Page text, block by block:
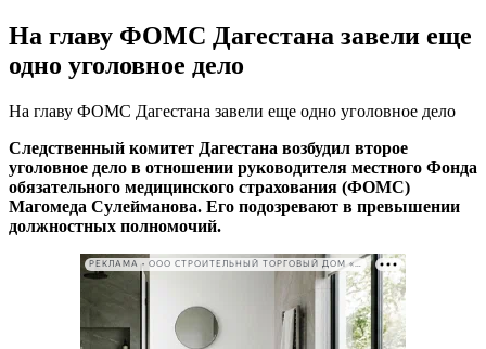
На главу ФОМС Дагестана завели еще
одно уголовное дело
На главу ФОМС Дагестана завели еще одно уголовное дело
Следственный комитет Дагестана возбудил второе
уголовное дело в отношении руководителя местного Фонда
обязательного медицинского страхования (ФОМС)
Магомеда Сулейманова. Его подозревают в превышении
должностных полномочий.
РЕКЛАМА • ООО СТРОИТЕЛЬНЫЙ ТОРГОВЫЙ ДОМ «ПЕТРОВИЧ». ИНН: 7802348846